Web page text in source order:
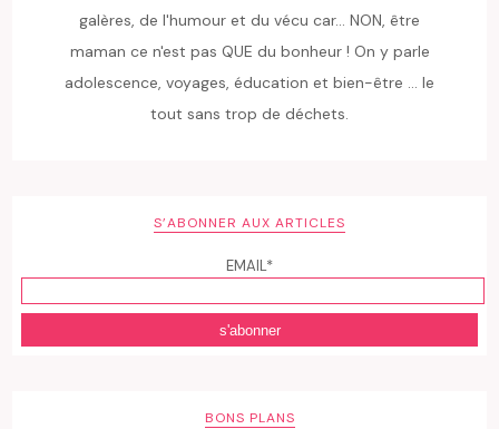
galères, de l'humour et du vécu car... NON, être
maman ce n'est pas QUE du bonheur ! On y parle
adolescence, voyages, éducation et bien-être ... le
tout sans trop de déchets.
S’ABONNER AUX ARTICLES
EMAIL*
BONS PLANS